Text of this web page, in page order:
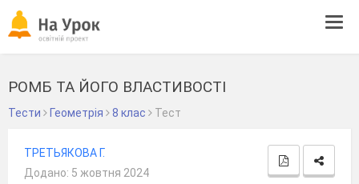
РОМБ ТА ЙОГО ВЛАСТИВОСТІ
Тести Геометрія 8 клас Тест
ТРЕТЬЯКОВА Г.
Додано: 5 жовтня 2024